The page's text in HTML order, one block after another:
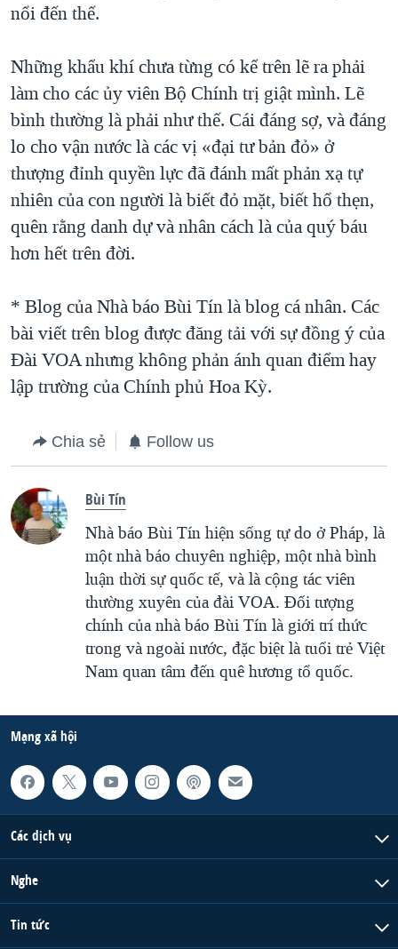
nổi đến thế.
Những khẩu khí chưa từng có kể trên lẽ ra phải
làm cho các ủy viên Bộ Chính trị giật mình. Lẽ
bình thường là phải như thế. Cái đáng sợ, và đáng
lo cho vận nước là các vị «đại tư bản đỏ» ở
thượng đỉnh quyền lực đã đánh mất phản xạ tự
nhiên của con người là biết đỏ mặt, biết hổ thẹn,
quên rằng danh dự và nhân cách là của quý báu
hơn hết trên đời.
* Blog của Nhà báo Bùi Tín là blog cá nhân. Các
bài viết trên blog được đăng tải với sự đồng ý của
Ðài VOA nhưng không phản ánh quan điểm hay
lập trường của Chính phủ Hoa Kỳ.
Chia sẻ Follow us
Bùi Tín
Nhà báo Bùi Tín hiện sống tự do ở Pháp, là
một nhà báo chuyên nghiệp, một nhà bình
luận thời sự quốc tế, và là cộng tác viên
thường xuyên của đài VOA. Ðối tượng
chính của nhà báo Bùi Tín là giới trí thức
trong và ngoài nước, đặc biệt là tuổi trẻ Việt
Nam quan tâm đến quê hương tổ quốc.
Mạng xã hội
Các dịch vụ
Nghe
Tin tức